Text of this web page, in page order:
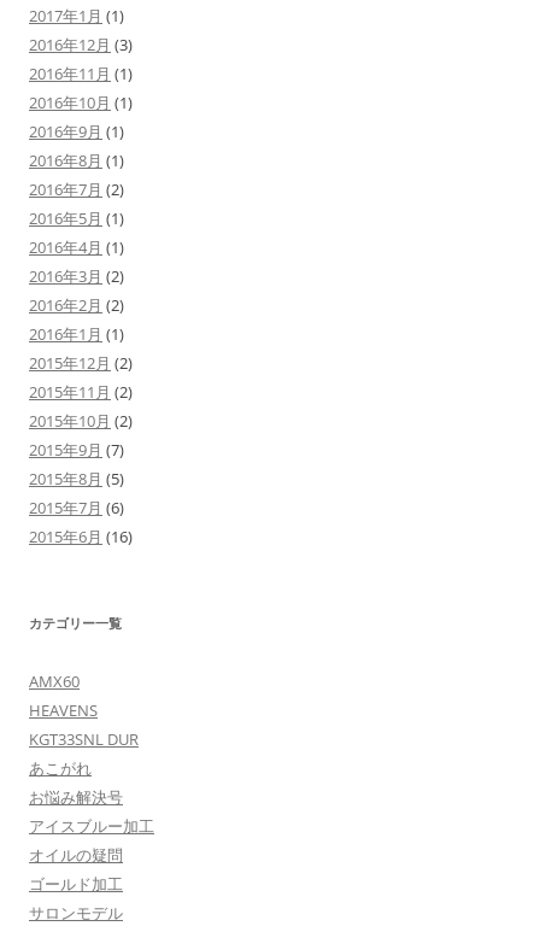
2017年1月 (1)
2016年12月 (3)
2016年11月 (1)
2016年10月 (1)
2016年9月 (1)
2016年8月 (1)
2016年7月 (2)
2016年5月 (1)
2016年4月 (1)
2016年3月 (2)
2016年2月 (2)
2016年1月 (1)
2015年12月 (2)
2015年11月 (2)
2015年10月 (2)
2015年9月 (7)
2015年8月 (5)
2015年7月 (6)
2015年6月 (16)
カテゴリー一覧
AMX60
HEAVENS
KGT33SNL DUR
あこがれ
お悩み解決号
アイスブルー加工
オイルの疑問
ゴールド加工
サロンモデル